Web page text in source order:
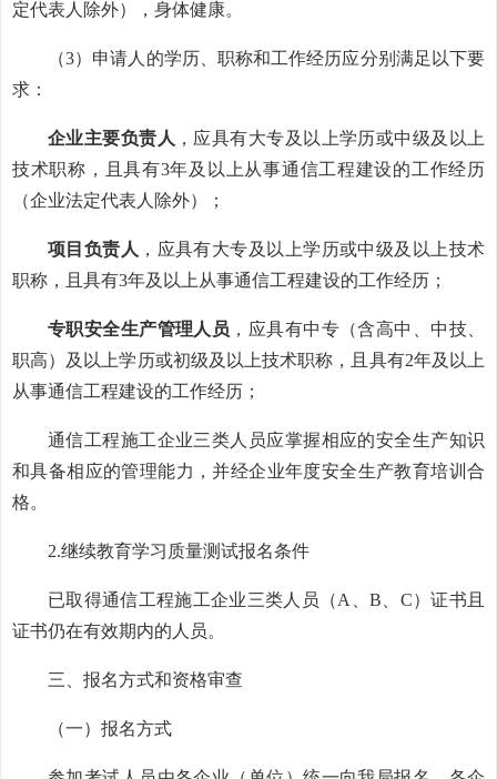
定代表人除外），身体健康。
（3）申请人的学历、职称和工作经历应分别满足以下要
求：
企业主要负责人 ，应具有大专及以上学历或中级及以上
技术职称，且具有3年及以上从事通信工程建设的工作经历
（企业法定代表人除外）；
项目负责人 ，应具有大专及以上学历或中级及以上技术
职称，且具有3年及以上从事通信工程建设的工作经历；
专职安全生产管理人员 ，应具有中专（含高中、中技、
职高）及以上学历或初级及以上技术职称，且具有2年及以上
从事通信工程建设的工作经历；
通信工程施工企业三类人员应掌握相应的安全生产知识
和具备相应的管理能力，并经企业年度安全生产教育培训合
格。
2.继续教育学习质量测试报名条件
已取得通信工程施工企业三类人员（A、B、C）证书且
证书仍在有效期内的人员。
三、报名方式和资格审查
（一）报名方式